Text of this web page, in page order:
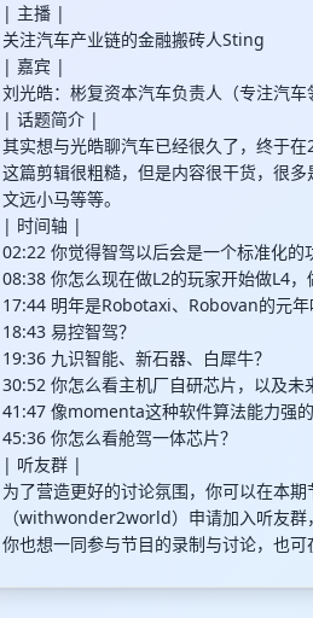
| 主播 |
关注汽车产业链的金融搬砖人Sting
| 嘉宾 |
刘光皓：彬复资本汽车负责人（专注汽车
| 话题简介 |
其实想与光皓聊汽车已经很久了，终于在
这篇剪辑很粗糙，但是内容很干货，很
文远小马等等。
| 时间轴 |
02:22 你觉得智驾以后会是一个标准化的
08:38 你怎么现在做L2的玩家开始做L4，
17:44 明年是Robotaxi、Robovan的元年
18:43 易控智驾？
19:36 九识智能、新石器、白犀牛？
30:52 你怎么看主机厂自研芯片，以及未
41:47 像momenta这种软件算法能力强
45:36 你怎么看舱驾一体芯片？
| 听友群 |
为了营造更好的讨论氛围，你可以在本
（withwonder2world）申请加入听友
你也想一同参与节目的录制与讨论，也可